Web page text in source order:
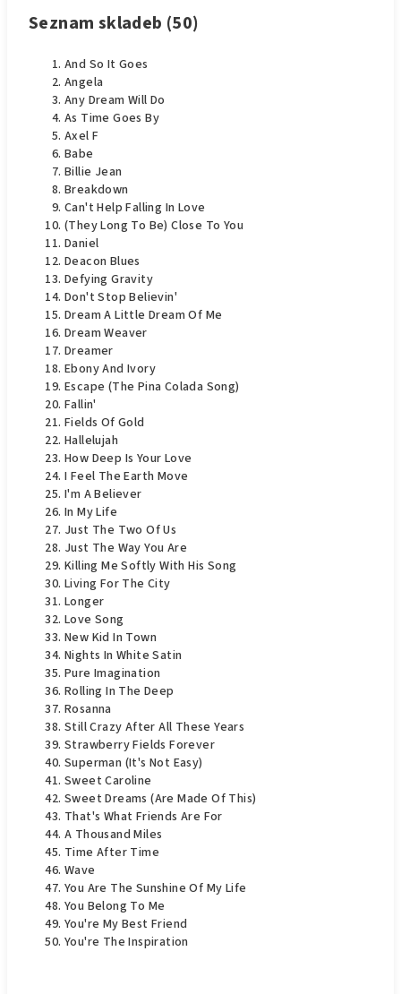
Seznam skladeb (50)
And So It Goes
Angela
Any Dream Will Do
As Time Goes By
Axel F
Babe
Billie Jean
Breakdown
Can't Help Falling In Love
(They Long To Be) Close To You
Daniel
Deacon Blues
Defying Gravity
Don't Stop Believin'
Dream A Little Dream Of Me
Dream Weaver
Dreamer
Ebony And Ivory
Escape (The Pina Colada Song)
Fallin'
Fields Of Gold
Hallelujah
How Deep Is Your Love
I Feel The Earth Move
I'm A Believer
In My Life
Just The Two Of Us
Just The Way You Are
Killing Me Softly With His Song
Living For The City
Longer
Love Song
New Kid In Town
Nights In White Satin
Pure Imagination
Rolling In The Deep
Rosanna
Still Crazy After All These Years
Strawberry Fields Forever
Superman (It's Not Easy)
Sweet Caroline
Sweet Dreams (Are Made Of This)
That's What Friends Are For
A Thousand Miles
Time After Time
Wave
You Are The Sunshine Of My Life
You Belong To Me
You're My Best Friend
You're The Inspiration